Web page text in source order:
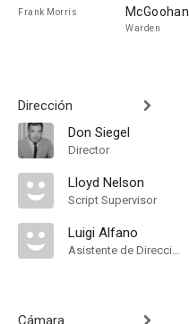
Frank Morris
McGoohan
Warden
Dirección
Don Siegel
Director
Lloyd Nelson
Script Supervisor
Luigi Alfano
Asistente de Dirección
Cámara